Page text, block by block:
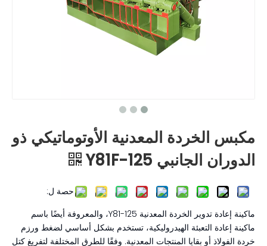
مكبس الخردة المعدنية الأوتوماتيكي ذو
الدوران الجانبي Y81F-125
حصة ل:
ماكينة إعادة تدوير الخردة المعدنية Y81-125، والمعروفة أيضًا باسم
ماكينة إعادة التعبئة الهيدروليكية، تستخدم بشكل أساسي لضغط ورزم
خردة الفولاذ أو بقايا المنتجات المعدنية. وفقًا للطرق المختلفة لتفريغ كتل